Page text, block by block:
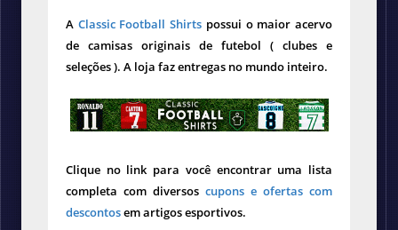
A Classic Football Shirts possui o maior acervo
de camisas originais de futebol ( clubes e
seleções ). A loja faz entregas no mundo inteiro.
Clique no link para você encontrar uma lista
completa com diversos cupons e ofertas com
descontosem artigos esportivos.